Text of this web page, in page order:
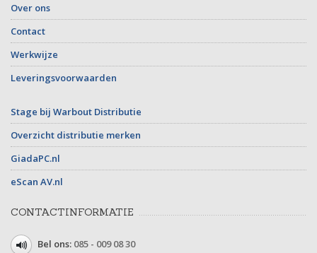
Over ons
Contact
Werkwijze
Leveringsvoorwaarden
Stage bij Warbout Distributie
Overzicht distributie merken
GiadaPC.nl
eScan AV.nl
CONTACTINFORMATIE
Bel ons: 085 - 009 08 30